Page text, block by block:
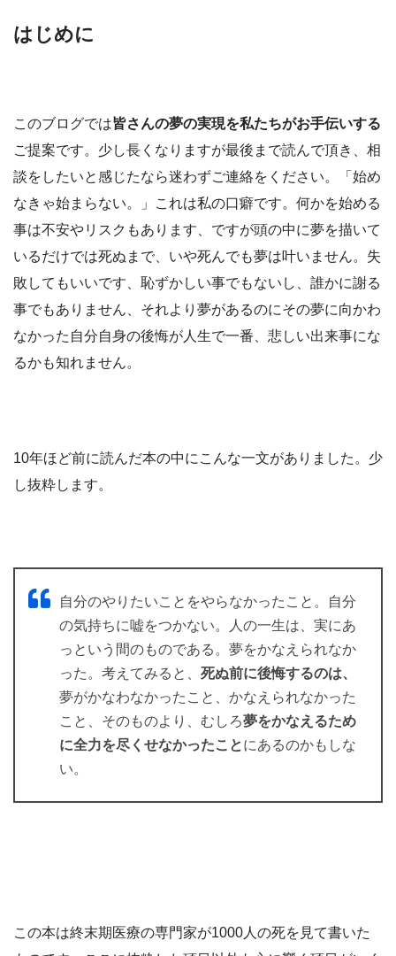
はじめに
このブログでは皆さんの夢の実現を私たちがお手伝いする
ご提案です。少し長くなりますが最後まで読んで頂き、相
談をしたいと感じたなら迷わずご連絡をください。「始め
なきゃ始まらない。」これは私の口癖です。何かを始める
事は不安やリスクもあります、ですが頭の中に夢を描いて
いるだけでは死ぬまで、いや死んでも夢は叶いません。失
敗してもいいです、恥ずかしい事でもないし、誰かに謝る
事でもありません、それより夢があるのにその夢に向かわ
なかった自分自身の後悔が人生で一番、悲しい出来事にな
るかも知れません。
10年ほど前に読んだ本の中にこんな一文がありました。少
し抜粋します。
自分のやりたいことをやらなかったこと。自分
の気持ちに嘘をつかない。人の一生は、実にあ
っという間のものである。夢をかなえられなか
った。考えてみると、 死ぬ前に後悔するのは、
夢がかなわなかったこと、かなえられなかった
こと、そのものより、むしろ夢をかなえるため
に全力を尽くせなかったことにあるのかもしな
い。
この本は終末期医療の専門家が1000人の死を見て書いた